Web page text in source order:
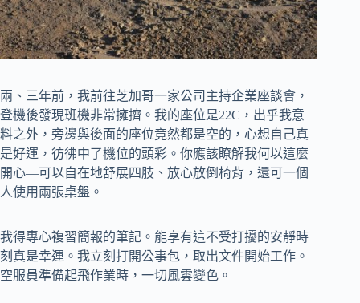
兩、三年前，我前往芝加哥一家公司主持企業座談會，
登機後發現班機非常擁擠。我的座位是22C，出乎我意
料之外，旁邊與後面的座位竟然都是空的，心想自己真
是好運，彷彿中了機位的頭彩。你應該瞭解我何以這麼
開心—可以自在地舒展四肢、放心放倒椅背，還可一個
人使用兩張桌盤。
我得專心複習簡報的筆記。能享有這不受打擾的安靜時
刻真是幸運。我立刻打開公事包，取出文件開始工作。
空服員準備起飛作業時，一切風雲變色。